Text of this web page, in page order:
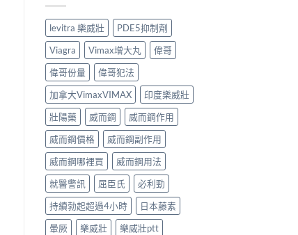
levitra 樂威壯
PDE5抑制劑
Viagra
Vimax增大丸
偉哥
偉哥份量
偉哥犯法
加拿大VimaxVIMAX
印度樂威壯
壯陽藥
威而鋼
威而鋼作用
威而鋼價格
威而鋼副作用
威而鋼哪裡買
威而鋼用法
就醫警訊
屈臣氏
必利勁
持續勃起超過4小時
日本藤素
暈厥
樂威壯
樂威壯ptt